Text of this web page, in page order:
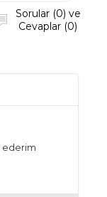
Sorular (0) ve
Cevaplar (0)
ederim